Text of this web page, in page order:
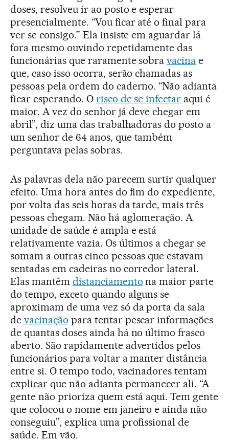
doses, resolveu ir ao posto e esperar
presencialmente. “Vou ficar até o final para
ver se consigo.” Ela insiste em aguardar lá
fora mesmo ouvindo repetidamente das
funcionárias que raramente sobravacina e
que, caso isso ocorra, serão chamadas as
pessoas pela ordem do caderno. “Não adianta
ficar esperando. O risco de se infectar aqui é
maior. A vez do senhor já deve chegar em
abril”, diz uma das trabalhadoras do posto a
um senhor de 64 anos, que também
perguntava pelas sobras.
As palavras dela não parecem surtir qualquer
efeito. Uma hora antes do fim do expediente,
por volta das seis horas da tarde, mais três
pessoas chegam. Não há aglomeração. A
unidade de saúde é ampla e está
relativamente vazia. Os últimos a chegar se
somam a outras cinco pessoas que estavam
sentadas em cadeiras no corredor lateral.
Elas mantêm distanciamento na maior parte
do tempo, exceto quando alguns se
aproximam de uma vez só da porta da sala
de vacinação para tentar pescar informações
de quantas doses ainda há no último frasco
aberto. São rapidamente advertidos pelos
funcionários para voltar a manter distância
entre si. O tempo todo, vacinadores tentam
explicar que não adianta permanecer ali. “A
gente não prioriza quem está aqui. Tem gente
que colocou o nome em janeiro e ainda não
conseguiu”, explica uma profissional de
saúde. Em vão.